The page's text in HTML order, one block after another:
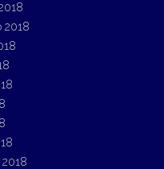
2018
2018